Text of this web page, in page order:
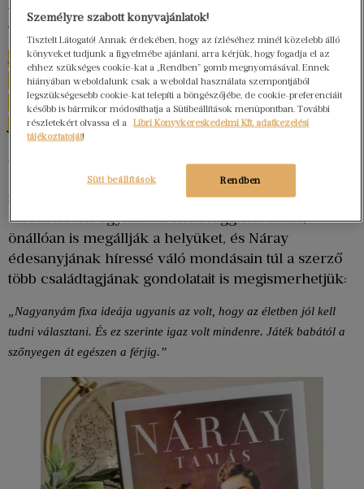
elviselhetetlen fájdalmat okoz.”
Az Anyám szerint a korábbi Náray könyvektől
eltérően nem regény, hanem több generáció
élményeinek, emlékeinek és bölcsességének
fontos gyűjteménye.
Az új kötet egyes darabjai nem a szerző életének
legfontosabb eseményeit mesélik el, sokkal inkább
izgalmas pillanatfelvételek, lényeglátó korrajzok. Az
elbeszélések egymással nem függnek össze,
önállóan is megállják a helyüket, és Náray
édesanyjának híressé váló mondásain túl a szerző
több családtagjának gondolatait is megismerhetjük:
„Nagyanyám fixa ideája ugyanis az volt, hogy az életben jól kell
tudni választani. És ez szerinte igaz volt mindenre. Játék babától a
szőnyegen át egészen a férjig.”
Személyre szabott könyvajánlatok!
Tisztelt Látogató! Annak érdekében, hogy az ízléséhez minél közelebb álló
könyveket tudjunk a figyelmébe ajánlani, arra kérjük, hogy fogadja el az
ehhez szükséges cookie-kat a „Rendben” gomb megnyomásával. Ennek
hiányában weboldalunk csak a weboldal használata szempontjából
legszükségesebb cookie-kat telepíti a böngészőjébe, de cookie-preferenciáit
később is bármikor módosíthatja a Sütibeállítások menüpontban. További
részletekért olvassa el a
Libri Könyvkereskedelmi Kft. adatkezelési
tájékoztatóját!
Rendben
Süti beállítások